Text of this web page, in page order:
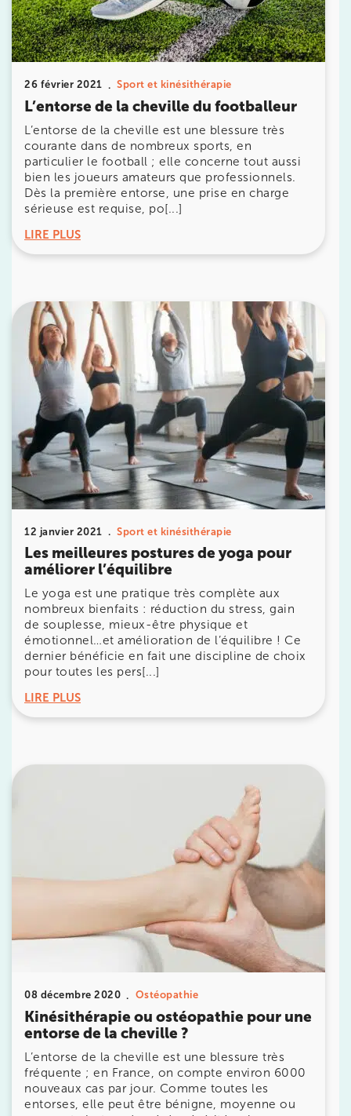
26 février 2021 Sport et kinésithérapie
L’entorse de la cheville du footballeur
L’entorse de la cheville est une blessure très
courante dans de nombreux sports, en
particulier le football ; elle concerne tout aussi
bien les joueurs amateurs que professionnels.
Dès la première entorse, une prise en charge
sérieuse est requise, po[...]
LIRE PLUS
12 janvier 2021 Sport et kinésithérapie
Les meilleures postures de yoga pour
améliorer l’équilibre
Le yoga est une pratique très complète aux
nombreux bienfaits : réduction du stress, gain
de souplesse, mieux-être physique et
émotionnel…et amélioration de l’équilibre ! Ce
dernier bénéficie en fait une discipline de choix
pour toutes les pers[...]
LIRE PLUS
08 décembre 2020 Ostéopathie
Kinésithérapie ou ostéopathie pour une
entorse de la cheville ?
L’entorse de la cheville est une blessure très
fréquente ; en France, on compte environ 6000
nouveaux cas par jour. Comme toutes les
entorses, elle peut être bénigne, moyenne ou
Prenez RDV sur
IK CHÂTENAY-MALABRY
380 Av. de la Division Leclerc 92290
Châtenay-Malabry
380 Av. de la Division Leclerc 92290 Châtenay-
01 43 50 05 24
Prenez RDV sur
Prenez RDV sur
68 Av. de Villiers 75017 Paris
01 44 90 90 40
Prenez RDV sur
Prenez RDV sur
IK PARIS 8 – SAINT-LAZARE
20 Rue de la Pépinière 75008 Paris
20 Rue de la Pépinière 75008 Paris
01 55 06 05 07
Prenez RDV sur
Prenez RDV sur
PARIS 9 – PETRELLE
6 Rue Petrelle 75009 Paris
6 Rue Petrelle 75009 Paris
01 71 97 53 67
Prenez RDV sur
Prenez RDV sur
5 Rue Monge 92170 Vanves
5 Rue Monge 92170 Vanves
Prenez RDV sur
Prenez RDV sur
IK SAINT-GERMAIN
199 Bd Saint-Germain 75007 Paris